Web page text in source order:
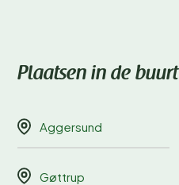
Plaatsen in de buurt
Aggersund
Gøttrup